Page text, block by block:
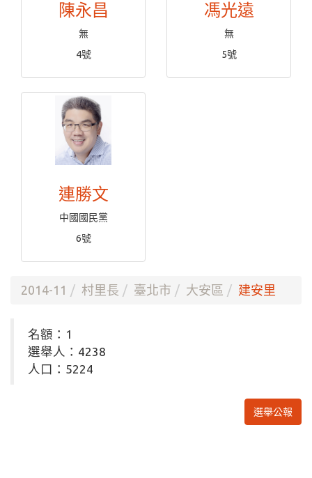
陳永昌
無
4號
馮光遠
無
5號
連勝文
中國國民黨
6號
2014-11 村里長 臺北市 大安區 建安里
名額：1
選舉人：4238
人口：5224
選舉公報